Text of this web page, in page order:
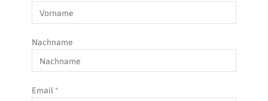
Nachname
Email *